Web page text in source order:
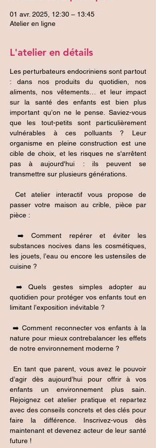
01 avr. 2025, 12:30 – 13:45
Atelier en ligne
L'atelier en détails
Les perturbateurs endocriniens sont partout
: dans nos produits du quotidien, nos
aliments, nos vêtements… et leur impact
sur la santé des enfants est bien plus
important qu’on ne le pense. Saviez-vous
que les tout-petits sont particulièrement
vulnérables à ces polluants ? Leur
organisme en pleine construction est une
cible de choix, et les risques ne s'arrêtent
pas à aujourd'hui : ils peuvent se
transmettre sur plusieurs générations.
Cet atelier interactif vous propose de
passer votre maison au crible, pièce par
pièce :
substances nocives dans les cosmétiques,
les jouets, l’eau ou encore les ustensiles de
cuisine ?
quotidien pour protéger vos enfants tout en
limitant l’exposition inévitable ?
nature pour mieux contrebalancer les effets
de notre environnement moderne ?
d’agir dès aujourd’hui pour offrir à vos
enfants un environnement plus sain.
Rejoignez cet atelier pratique et repartez
avec des conseils concrets et des clés pour
faire la différence. Inscrivez-vous dès
maintenant et devenez acteur de leur santé
future !